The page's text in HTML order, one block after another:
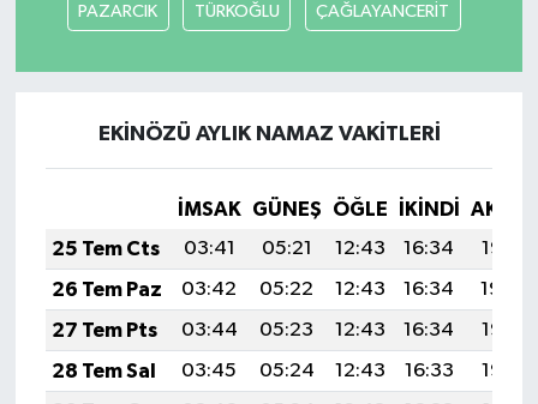
PAZARCIK TÜRKOĞLU ÇAĞLAYANCERİT
EKİNÖZÜ AYLIK NAMAZ VAKITLERI
İMSAK GÜNEŞ ÖĞLE İKINDI
25 Tem Cts
03:41 05:21 12:43 16:34
19:55
26 Tem Paz
03:42 05:22 12:43 16:34
19:54
27 Tem Pts
03:44 05:23 12:43 16:34
19:53
28 Tem Sal
03:45 05:24 12:43 16:33
19:52